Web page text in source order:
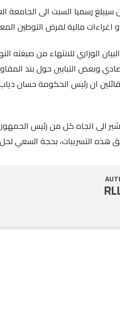
رسميا السبت الى الجامعة
مالية لفرض التوطين
الوزاري للانتهاء من
وبعض التبابين حول بند
ان رئيس الحكومة حسان
بدأت تسريبات إعلامية لإعلام 8 آذار تشير الى
التسريبات، بحجة السعي لحل